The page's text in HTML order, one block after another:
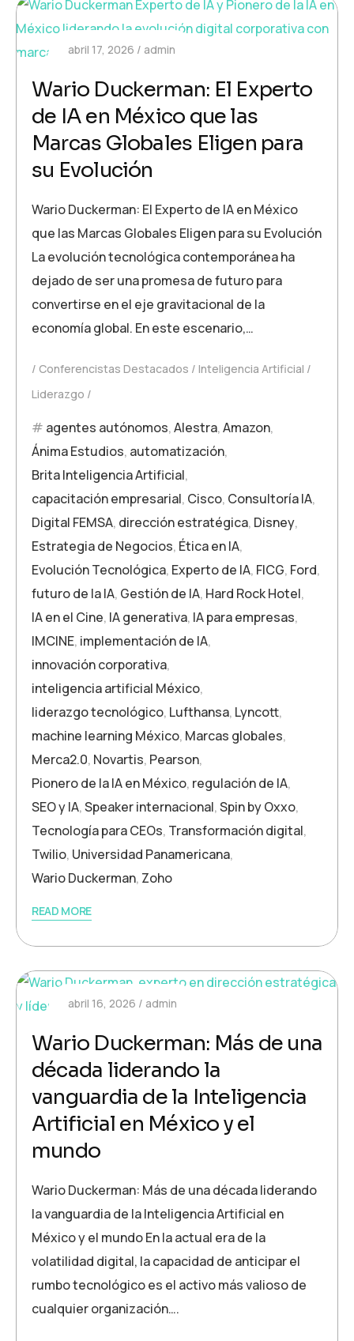
abril 17, 2026 admin
Wario Duckerman: El Experto
de IA en México que las
Marcas Globales Eligen para
su Evolución
Wario Duckerman: El Experto de IA en México
que las Marcas Globales Eligen para su Evolución
La evolución tecnológica contemporánea ha
dejado de ser una promesa de futuro para
convertirse en el eje gravitacional de la
economía global. En este escenario,…
Conferencistas Destacados
Inteligencia Artificial
Liderazgo
agentes autónomos,Alestra,Amazon,
Ánima Estudios, automatización,
Brita Inteligencia Artificial,
capacitación empresarial, Cisco, Consultoría IA,
Digital FEMSA, dirección estratégica, Disney,
Estrategia de Negocios, Ética en IA,
Evolución Tecnológica, Experto de IA, FICG, Ford,
futuro de la IA, Gestión de IA, Hard Rock Hotel,
IA en el Cine, IA generativa, IA para empresas,
IMCINE, implementación de IA,
innovación corporativa,
inteligencia artificial México,
liderazgo tecnológico, Lufthansa, Lyncott,
machine learning México, Marcas globales,
Merca2.0, Novartis, Pearson,
Pionero de la IA en México, regulación de IA,
SEO y IA,Speaker internacional,Spin by Oxxo,
Tecnología para CEOs, Transformación digital,
Twilio, Universidad Panamericana,
Wario Duckerman, Zoho
READ MORE
abril 16, 2026 admin
Wario Duckerman: Más de una
década liderando la
vanguardia de la Inteligencia
Artificial en México y el
mundo
Wario Duckerman: Más de una década liderando
la vanguardia de la Inteligencia Artificial en
México y el mundo En la actual era de la
volatilidad digital, la capacidad de anticipar el
rumbo tecnológico es el activo más valioso de
cualquier organización….